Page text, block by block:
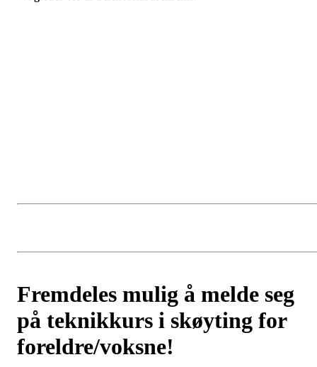
Fremdeles mulig å melde seg
på teknikkurs i skøyting for
foreldre/voksne!